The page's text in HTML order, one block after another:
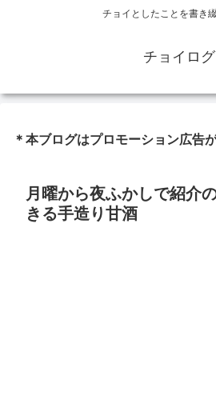
チョイとしたことを書き
チョイログ
＊本ブログはプロモーション広告
月曜から夜ふかしで紹介
きる手造り甘酒